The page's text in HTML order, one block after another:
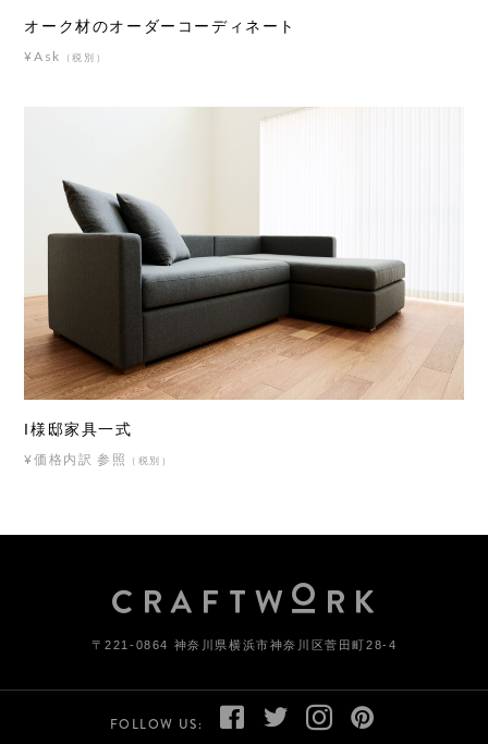
オーク材のオーダーコーディネート
¥Ask （税別）
I様邸家具一式
¥価格内訳 参照 （税別）
〒221-0864 神奈川県横浜市神奈川区菅田町28-4
FOLLOW US: